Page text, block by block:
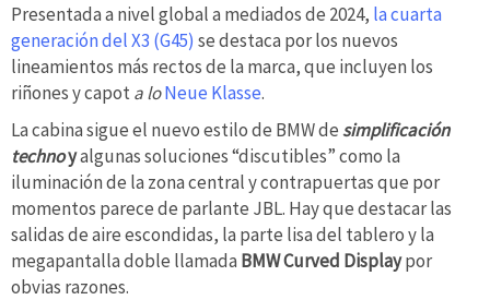
Presentada a nivel global a mediados de 2024, la cuarta
generación del X3 (G45) se destaca por los nuevos
lineamientos más rectos de la marca, que incluyen los
riñones y capot a loNeue Klasse.
La cabina sigue el nuevo estilo de BMW desimplificación
technoyalgunas soluciones “discutibles” como la
iluminación de la zona central y contrapuertas que por
momentos parece de parlante JBL. Hay que destacar las
salidas de aire escondidas, la parte lisa del tablero y la
megapantalla doble llamada BMW Curved Displaypor
obvias razones.